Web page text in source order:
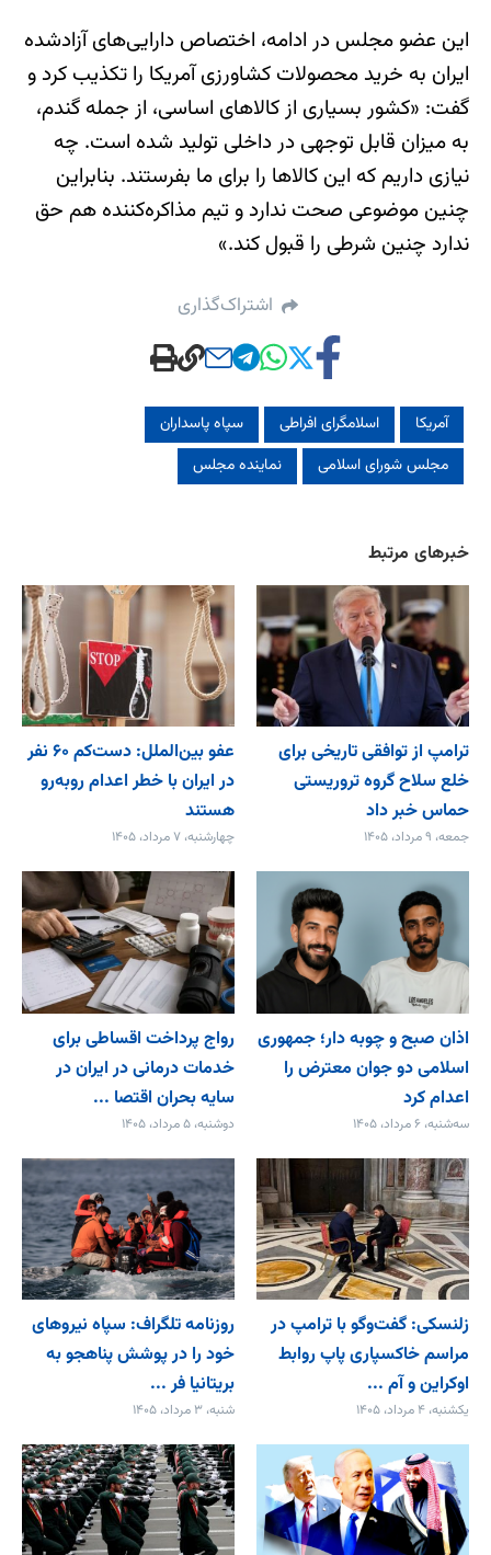
این عضو مجلس در ادامه، اختصاص دارایی‌های آزادشده
ایران به خرید محصولات کشاورزی آمریکا را تکذیب کرد و
گفت: «کشور بسیاری از کالاهای اساسی، از جمله گندم،
به میزان قابل توجهی در داخلی تولید شده است. چه
نیازی داریم که این کالاها را برای ما بفرستند. بنابراین
چنین موضوعی صحت ندارد و تیم مذاکره‌کننده هم حق
ندارد چنین شرطی را قبول کند.»
اشتراک‌گذاری
آمریکا اسلامگرای افراطی
سپاه پاسداران
مجلس شورای اسلامی
نماینده مجلس
خبرهای مرتبط
ترامپ از توافقی تاریخی برای
خلع ‌سلاح گروه تروریستی
حماس خبر داد
جمعه، ۹ مرداد، ۱۴۰۵
عفو بین‌الملل: دست‌کم ۶۰ نفر
در ایران با خطر اعدام روبه‌رو
هستند
چهارشنبه، ۷ مرداد، ۱۴۰۵
اذان صبح و چوبه دار؛ جمهوری
اسلامی دو جوان معترض را
اعدام کرد
سه‌شنبه، ۶ مرداد، ۱۴۰۵
رواج پرداخت اقساطی برای
خدمات درمانی در ایران در
سایه بحران اقتصا ...
دوشنبه، ۵ مرداد، ۱۴۰۵
زلنسکی: گفت‌وگو با ترامپ در
مراسم خاکسپاری پاپ روابط
اوکراین و آم ...
یکشنبه، ۴ مرداد، ۱۴۰۵
روزنامه تلگراف: سپاه نیروهای
خود را در پوشش پناهجو به
بریتانیا فر ...
شنبه، ۳ مرداد، ۱۴۰۵